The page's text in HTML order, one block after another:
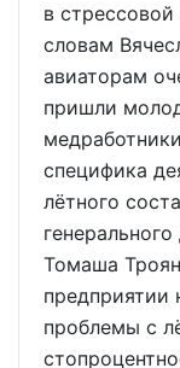
в
словам
авиаторам
пришли
специфика
лётного
Томаша
предприятии
проблемы с